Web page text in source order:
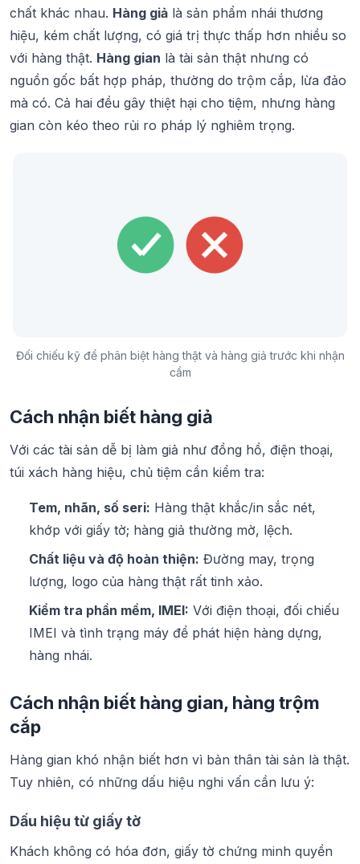
chất khác nhau. Hàng giả là sản phẩm nhái thương
hiệu, kém chất lượng, có giá trị thực thấp hơn nhiều so
với hàng thật. Hàng gian là tài sản thật nhưng có
nguồn gốc bất hợp pháp, thường do trộm cắp, lừa đảo
mà có. Cả hai đều gây thiệt hại cho tiệm, nhưng hàng
gian còn kéo theo rủi ro pháp lý nghiêm trọng.
Đối chiếu kỹ để phân biệt hàng thật và hàng giả trước khi nhận
cầm
Cách nhận biết hàng giả
Với các tài sản dễ bị làm giả như đồng hồ, điện thoại,
túi xách hàng hiệu, chủ tiệm cần kiểm tra:
Tem, nhãn, số seri: Hàng thật khắc/in sắc nét,
khớp với giấy tờ; hàng giả thường mờ, lệch.
Chất liệu và độ hoàn thiện: Đường may, trọng
lượng, logo của hàng thật rất tinh xảo.
Kiểm tra phần mềm, IMEI: Với điện thoại, đối chiếu
IMEI và tình trạng máy để phát hiện hàng dựng,
hàng nhái.
Cách nhận biết hàng gian, hàng trộm
cắp
Hàng gian khó nhận biết hơn vì bản thân tài sản là thật.
Tuy nhiên, có những dấu hiệu nghi vấn cần lưu ý:
Dấu hiệu từ giấy tờ
Khách không có hóa đơn, giấy tờ chứng minh quyền